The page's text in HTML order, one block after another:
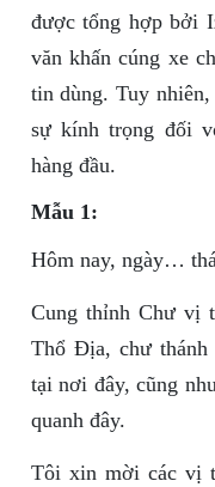
được tổng hợp bởi
văn khấn cúng xe
tin dùng. Tuy
sự kính trọng đối
hàng đầu.
Mẫu 1:
Hôm nay, ngày…
Cung thỉnh Chư vị
Thổ Địa, chư thánh
tại nơi đây, cũng
quanh đây.
Tôi xin mời các vị